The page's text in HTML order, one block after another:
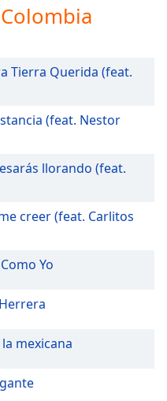
Tierra Querida (feat.
(feat. Nestor
llorando (feat.
creer (feat. Carlitos
Yo
mexicana